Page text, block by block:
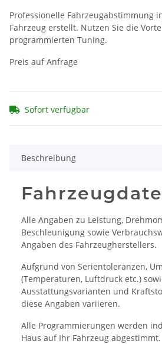
Professionelle Fahrzeugabstimmung
Fahrzeug erstellt. Nutzen Sie die
programmierten Tuning.
Preis auf Anfrage
Sofort verfügbar
Beschreibung
Alle Angaben zu Leistung,
Beschleunigung sowie
Angaben des Fahrzeugherstellers.
Aufgrund von Serientoleranzen,
(Temperaturen, Luftdruck etc.)
Ausstattungsvarianten und
diese Angaben variieren.
Alle Programmierungen werden
Haus auf Ihr Fahrzeug abgestimmt.